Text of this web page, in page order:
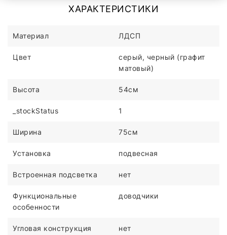
ХАРАКТЕРИСТИКИ
Материал ЛДСП
Цвет
серый, черный (графит
матовый)
Высота 54см
_stockStatus 1
Ширина 75см
Установка подвесная
Встроенная подсветка нет
Функциональные
особенности
доводчики
Угловая конструкция нет